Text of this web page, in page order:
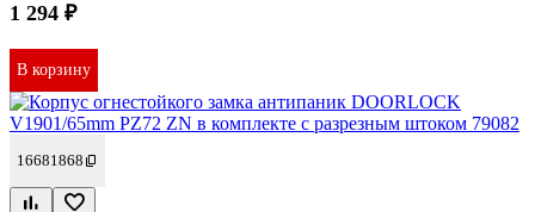
1 294 ₽
В корзину
16681868